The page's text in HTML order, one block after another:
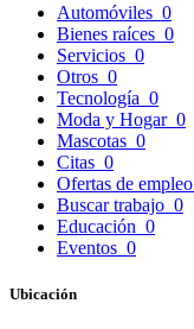
Automóviles 0
Bienes raíces 0
Servicios 0
Otros 0
Tecnología 0
Moda y Hogar 0
Mascotas 0
Citas 0
Ofertas de empleo
Buscar trabajo 0
Educación 0
Eventos 0
Ubicación